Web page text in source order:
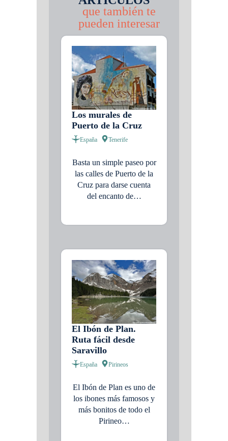
que también te
pueden interesar
Los murales de
Puerto de la Cruz
España Tenerife
Basta un simple paseo por
las calles de Puerto de la
Cruz para darse cuenta
del encanto de…
El Ibón de Plan.
Ruta fácil desde
Saravillo
España Pirineos
El Ibón de Plan es uno de
los ibones más famosos y
más bonitos de todo el
Pirineo…